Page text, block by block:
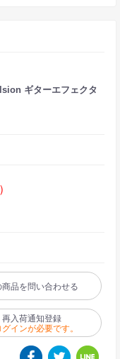
ギターエフェクタ
商品を問い合わせる
再入荷通知登録
インが必要です。